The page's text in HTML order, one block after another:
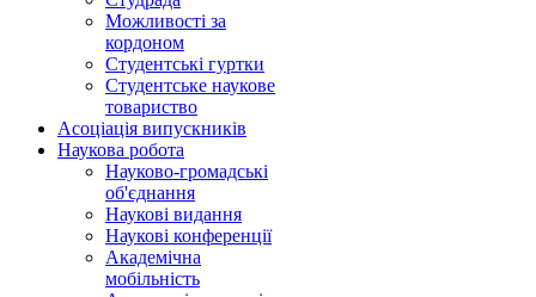
Можливості за
кордоном
Студентські гуртки
Студентське наукове
товариство
Асоціація випускників
Наукова робота
Науково-громадські
об'єднання
Наукові видання
Наукові конференції
Академічна
мобільність